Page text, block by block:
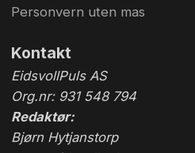
Personvern uten mas
Kontakt
EidsvollPuls AS
Org.nr: 931 548 794
Redaktør:
Bjørn Hytjanstorp